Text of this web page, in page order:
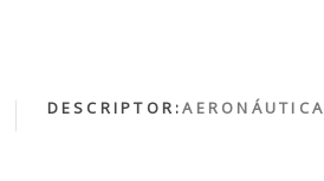
DESCRIPTOR:AERONÁUTICA